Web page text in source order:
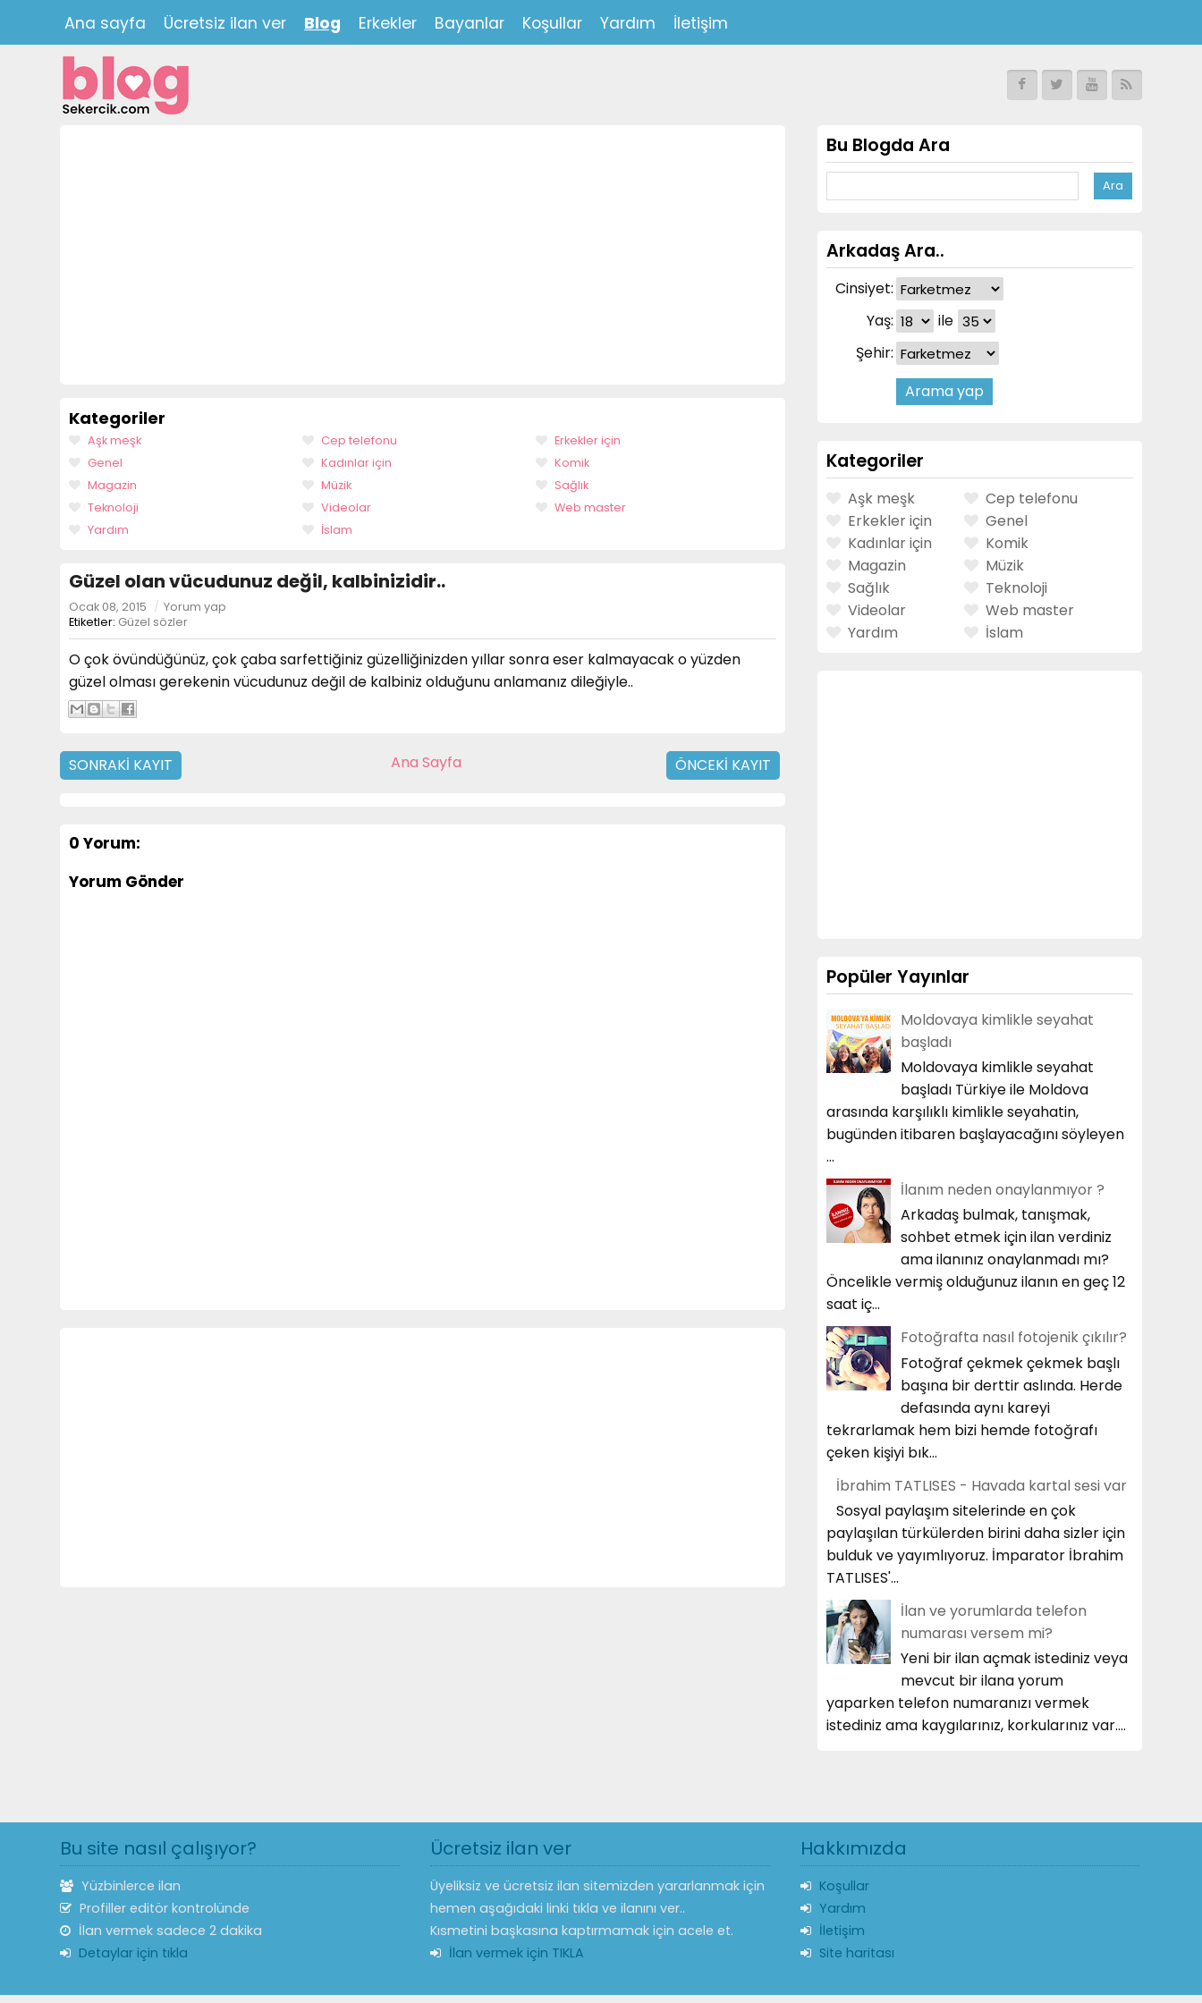
Ana sayfa Ücretsiz ilan ver Blog Erkekler Bayanlar Koşullar Yardım İletişim
Kategoriler
Aşk meşk Cep telefonu
Erkekler için
Genel
Kadınlar için
Komik
Magazin
Müzik
Sağlık
Teknoloji
Videolar
Web master
Yardım
İslam
Güzel olan vücudunuz değil, kalbinizidir..
Ocak 08, 2015 / Yorum yap
Etiketler: Güzel sözler
O çok övündüğünüz, çok çaba sarfettiğiniz güzelliğinizden yıllar sonra eser kalmayacak o yüzden
güzel olması gerekenin vücudunuz değil de kalbiniz olduğunu anlamanız dileğiyle..
SONRAKI KAYIT ÖNCEKI KAYIT
Ana Sayfa
0 Yorum:
Yorum Gönder
Bu Blogda Ara
Arkadaş Ara..
Cinsiyet:
Yaş:
ile
Şehir:
Kategoriler
Aşk meşk
Cep telefonu
Erkekler için
Genel
Kadınlar için
Komik
Magazin
Müzik
Sağlık
Teknoloji
Videolar
Web master
Yardım
İslam
Popüler Yayınlar
Moldovaya kimlikle seyahat
başladı
Moldovaya kimlikle seyahat
başladı Türkiye ile Moldova
arasında karşılıklı kimlikle seyahatin,
bugünden itibaren başlayacağını söyleyen
...
İlanım neden onaylanmıyor ?
Arkadaş bulmak, tanışmak,
sohbet etmek için ilan verdiniz
ama ilanınız onaylanmadı mı?
Öncelikle vermiş olduğunuz ilanın en geç 12
saat iç...
Fotoğrafta nasıl fotojenik çıkılır?
Fotoğraf çekmek çekmek başlı
başına bir derttir aslında. Herde
defasında aynı kareyi
tekrarlamak hem bizi hemde fotoğrafı
çeken kişiyi bık...
İbrahim TATLISES - Havada kartal sesi var
Sosyal paylaşım sitelerinde en çok
paylaşılan türkülerden birini daha sizler için
bulduk ve yayımlıyoruz. İmparator İbrahim
TATLISES'...
İlan ve yorumlarda telefon
numarası versem mi?
Yeni bir ilan açmak istediniz veya
mevcut bir ilana yorum
yaparken telefon numaranızı vermek
istediniz ama kaygılarınız, korkularınız var....
Bu site nasıl çalışıyor?
Yüzbinlerce ilan
Profiller editör kontrolünde
İlan vermek sadece 2 dakika
Detaylar için tıkla
Ücretsiz ilan ver
Üyeliksiz ve ücretsiz ilan sitemizden yararlanmak için
hemen aşağıdaki linki tıkla ve ilanını ver..
Kısmetini başkasına kaptırmamak için acele et.
İlan vermek için TIKLA
Hakkımızda
Koşullar
Yardım
İletişim
Site haritası